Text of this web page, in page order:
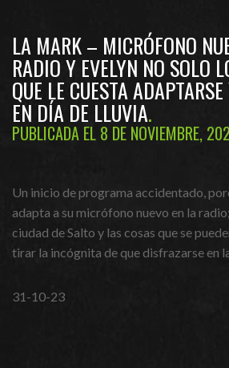
LA MARK – MICRÓFONO
RADIO Y EVELYN NO SOLO
QUE LE CUESTA
EN DÍA DE LLUVIA
PUBLICADA EL 8 DE NOVIEMBRE,
Un inicio de programa accidentado,
adapta a su micrófono nuevo en la
ciudad de Salto y las cosas que se
tirar la incógnita de que disfrazarse en
31-10-23